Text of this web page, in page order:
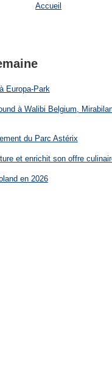
Accueil
Europa-Park
à Walibi Belgium,
du Parc Astérix
et enrichit son offre
en 2026